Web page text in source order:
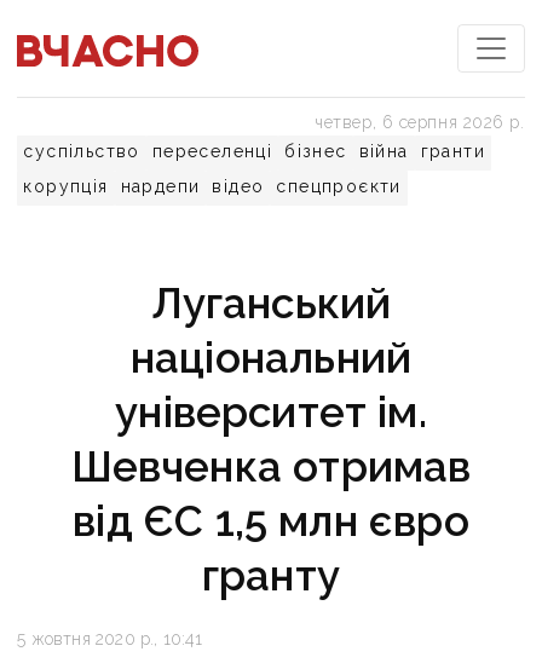
суспільство переселенці бізнес війна
гранти
корупція
нардепи відео спецпроєкти
четвер, 6 серпня 2026 р.
Луганський
національний
університет ім.
Шевченка отримав
від ЄС 1,5 млн євро
гранту
5 жовтня 2020 р., 10:41